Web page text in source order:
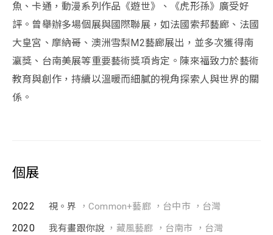
魚、卡通，動漫系列作品《遊世》、《虎形孫》廣受好
評。曾舉辦多場個展與國際聯展，如法國索邦藝廊、法國
大皇宮、摩納哥、澳洲雪梨M2藝廊展出，並多次獲得南
瀛獎、台南美展等重要藝術獎項肯定。陳來福致力於藝術
教育與創作，持續以溫暖而細膩的視角探索人與世界的關
係。
個展
2022 視。界 ，Common+藝廊 ，台中市 ，台灣
2020 我有畫跟你說 ，藏風藝廊 ，台南市 ，台灣